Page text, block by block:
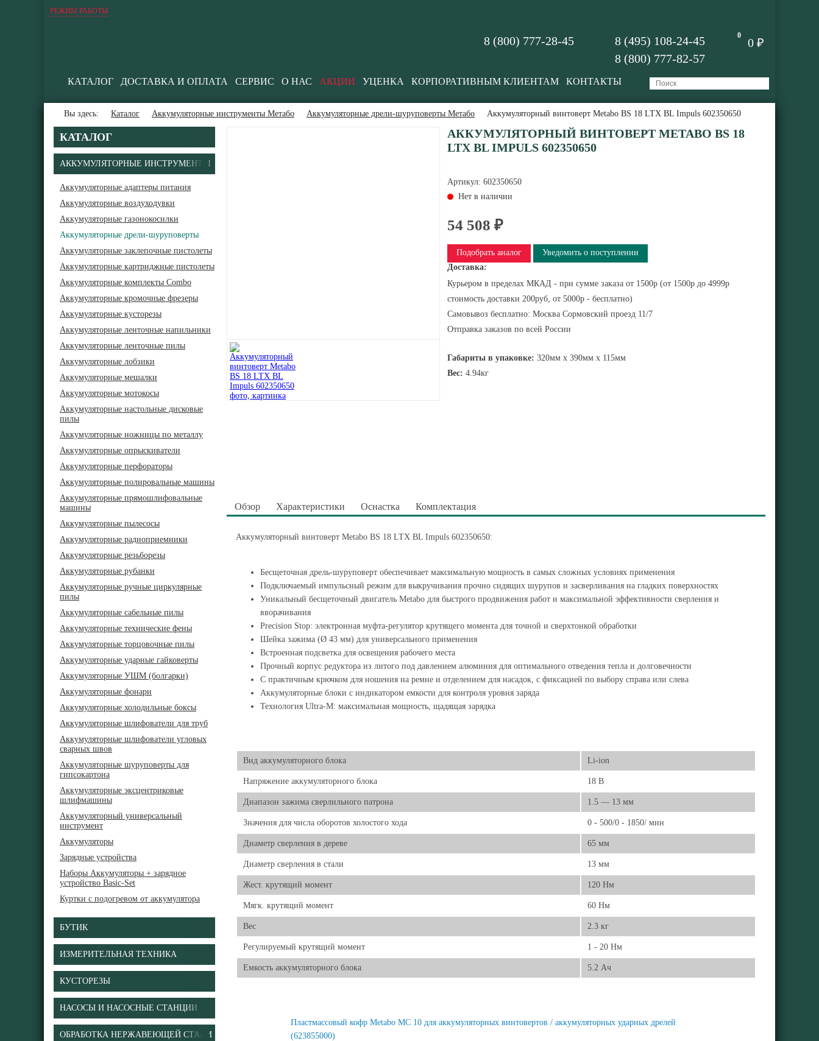
РЕЖИМ РАБОТЫ
0
0 ₽
8 (495) 108-24-45
8 (800) 777-82-57
8 (800) 777-28-45
КАТАЛОГ ДОСТАВКА И ОПЛАТА СЕРВИС О НАС АКЦИИ УЦЕНКА КОРПОРАТИВНЫМ КЛИЕНТАМ КОНТАКТЫ
Вы здесь: Каталог Аккумуляторные инструменты Метабо Аккумуляторные дрели-шуруповерты Метабо Аккумуляторный винтоверт Metabo BS 18 LTX BL Impuls 602350650
КАТАЛОГ
АККУМУЛЯТОРНЫЕ ИНСТРУМЕНТЫ
Аккумуляторные адаптеры питания
Аккумуляторные воздуходувки
Аккумуляторные газонокосилки
Аккумуляторные дрели-шуруповерты
Аккумуляторные заклепочные пистолеты
Аккумуляторные картриджные пистолеты
Аккумуляторные комплекты Combo
Аккумуляторные кромочные фрезеры
Аккумуляторные кусторезы
Аккумуляторные ленточные напильники
Аккумуляторные ленточные пилы
Аккумуляторные лобзики
Аккумуляторные мешалки
Аккумуляторные мотокосы
Аккумуляторные настольные дисковые
пилы
Аккумуляторные ножницы по металлу
Аккумуляторные опрыскиватели
Аккумуляторные перфораторы
Аккумуляторные полировальные машины
Аккумуляторные прямошлифовальные
машины
Аккумуляторные пылесосы
Аккумуляторные радиоприемники
Аккумуляторные резьборезы
Аккумуляторные рубанки
Аккумуляторные ручные циркулярные
пилы
Аккумуляторные сабельные пилы
Аккумуляторные технические фены
Аккумуляторные торцовочные пилы
Аккумуляторные ударные гайковерты
Аккумуляторные УШМ (болгарки)
Аккумуляторные фонари
Аккумуляторные холодильные боксы
Аккумуляторные шлифователи для труб
Аккумуляторные шлифователи угловых
сварных швов
Аккумуляторные шуруповерты для
гипсокартона
Аккумуляторные эксцентриковые
шлифмашины
Аккумуляторный универсальный
инструмент
Аккумуляторы
Зарядные устройства
Наборы Аккумуляторы + зарядное
устройство Basic-Set
Куртки с подогревом от аккумулятора
БУТИК
ИЗМЕРИТЕЛЬНАЯ ТЕХНИКА
КУСТОРЕЗЫ
НАСОСЫ И НАСОСНЫЕ СТАНЦИИ
ОБРАБОТКА НЕРЖАВЕЮЩЕЙ СТАЛИ
АККУМУЛЯТОРНЫЙ ВИНТОВЕРТ METABO BS 18
LTX BL IMPULS 602350650
Артикул: 602350650
Нет в наличии
54 508 ₽
Подобрать аналог
Уведомить о поступлении
Доставка:
Курьером в пределах МКАД - при сумме заказа от 1500р (от 1500р до 4999р
стоимость доставки 200руб, от 5000р - бесплатно)
Самовывоз бесплатно: Москва Сормовский проезд 11/7
Отправка заказов по всей России
Габариты в упаковке: 320мм x 390мм x 115мм
Вес: 4.94кг
Обзор Характеристики Оснастка Комплектация
Аккумуляторный винтоверт Metabo BS 18 LTX BL Impuls 602350650:
Бесщеточная дрель-шуруповерт обеспечивает максимальную мощность в самых сложных условиях применения
Подключаемый импульсный режим для выкручивания прочно сидящих шурупов и засверливания на гладких поверхностях
Уникальный бесщеточный двигатель Metabo для быстрого продвижения работ и максимальной эффективности сверления и
вворачивания
Precision Stop: электронная муфта-регулятор крутящего момента для точной и сверхтонкой обработки
Шейка зажима (Ø 43 мм) для универсального применения
Встроенная подсветка для освещения рабочего места
Прочный корпус редуктора из литого под давлением алюминия для оптимального отведения тепла и долговечности
С практичным крючком для ношения на ремне и отделением для насадок, с фиксацией по выбору справа или слева
Аккумуляторные блоки с индикатором емкости для контроля уровня заряда
Технология Ultra-M: максимальная мощность, щадящая зарядка
Вид аккумуляторного блока Li-ion
Напряжение аккумуляторного блока 18 В
Диапазон зажима сверлильного патрона 1.5 — 13 мм
Значения для числа оборотов холостого хода 0 - 500/0 - 1850/ мин
Диаметр сверления в дереве 65 мм
Диаметр сверления в стали 13 мм
Жест. крутящий момент 120 Нм
Мягк. крутящий момент 60 Нм
Вес 2.3 кг
Регулируемый крутящий момент 1 - 20 Нм
Емкость аккумуляторного блока 5.2 Ач
Пластмассовый кофр Metabo MC 10 для аккумуляторных винтовертов / аккумуляторных ударных дрелей
(623855000)